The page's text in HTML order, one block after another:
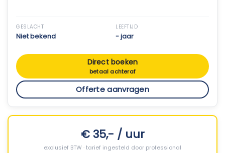
GESLACHT
Niet bekend
LEEFTIJD
- jaar
Direct boeken
betaal achteraf
Offerte aanvragen
€ 35,- / uur
exclusief BTW · tarief ingesteld door professional